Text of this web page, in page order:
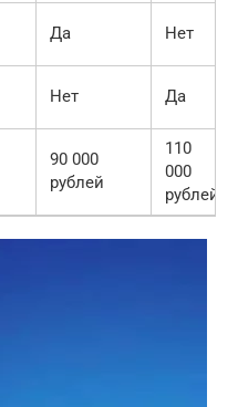
Да Нет
Нет Да
90 000
рублей
110
000
рублей